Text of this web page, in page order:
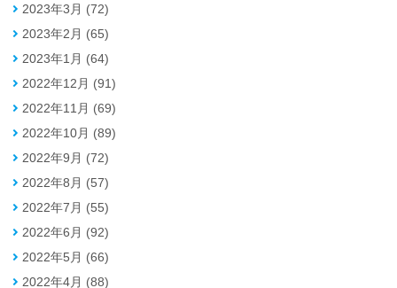
2023年3月 (72)
2023年2月 (65)
2023年1月 (64)
2022年12月 (91)
2022年11月 (69)
2022年10月 (89)
2022年9月 (72)
2022年8月 (57)
2022年7月 (55)
2022年6月 (92)
2022年5月 (66)
2022年4月 (88)